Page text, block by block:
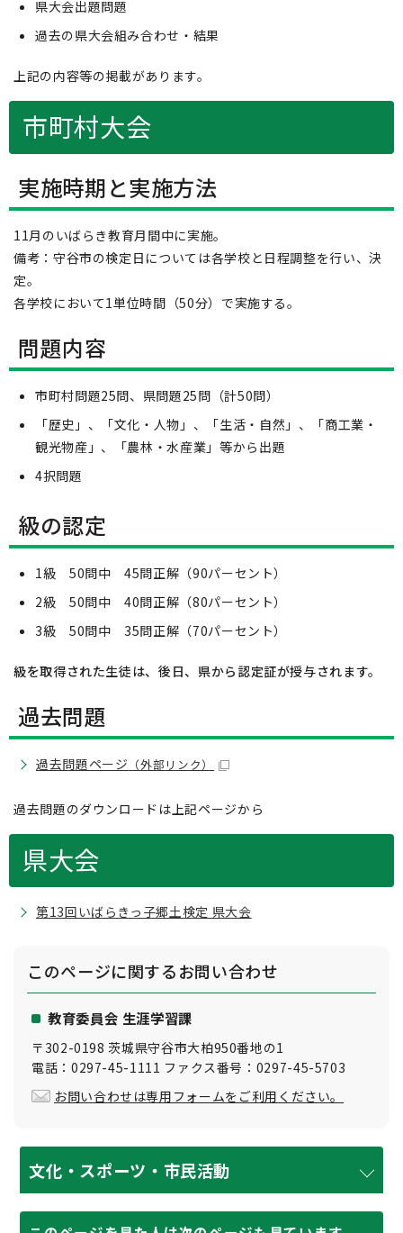
県大会出題問題
過去の県大会組み合わせ・結果
上記の内容等の掲載があります。
市町村大会
実施時期と実施方法
11月のいばらき教育月間中に実施。
備考：守谷市の検定日については各学校と日程調整を行い、決
定。
各学校において1単位時間（50分）で実施する。
問題内容
市町村問題25問、県問題25問（計50問）
「歴史」、「文化・人物」、「生活・自然」、「商工業・
観光物産」、「農林・水産業」等から出題
4択問題
級の認定
1級 50問中 45問正解（90パーセント）
2級 50問中 40問正解（80パーセント）
3級 50問中 35問正解（70パーセント）
級を取得された生徒は、後日、県から認定証が授与されます。
過去問題
過去問題ページ （外部リンク）
過去問題のダウンロードは上記ページから
県大会
第13回いばらきっ子郷土検定 県大会
このページに関するお問い合わせ
教育委員会 生涯学習課
〒302-0198 茨城県守谷市大柏950番地の1
電話：0297-45-1111 ファクス番号：0297-45-5703
お問い合わせは専用フォームをご利用ください。
文化・スポーツ・市民活動